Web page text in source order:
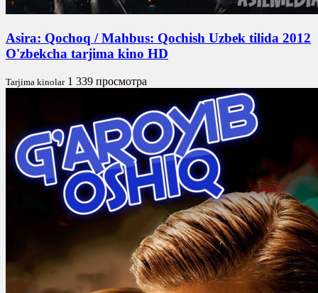
Asira: Qochoq / Mahbus: Qochish Uzbek tilida 2012
O'zbekcha tarjima kino HD
Tarjima kinolar 1 339 просмотра